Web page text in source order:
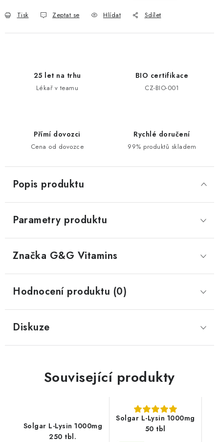
Tisk Zeptat se Hlídat Sdílet
25 let na trhu
Lékař v teamu
BIO certifikace
CZ-BIO-001
Přímí dovozci
Cena od dovozce
Rychlé doručení
99% produktů skladem
Popis produktu
Parametry produktu
Značka G&G Vitamins
Hodnocení produktu (0)
Diskuze
Související produkty
Solgar L-Lysin 1000mg
250 tbl.
Solgar L-Lysin 1000mg
50 tbl